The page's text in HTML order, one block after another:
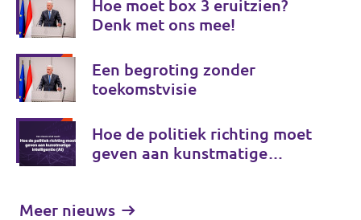
Hoe moet box 3 eruitzien?
Denk met ons mee!
Een begroting zonder
toekomstvisie
Hoe de politiek richting moet
geven aan kunstmatige
Meer nieuws